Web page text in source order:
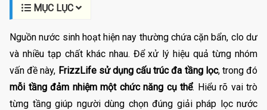
MỤC LỤC
Nguồn nước sinh hoạt hiện nay thường chứa cặn bẩn, clo dư
và nhiều tạp chất khác nhau. Để xử lý hiệu quả từng nhóm
vấn đề này, FrizzLife sử dụng cấu trúc đa tầng lọc, trong đó
mỗi tầng đảm nhiệm một chức năng cụ thể. Hiểu rõ vai trò
từng tầng giúp người dùng chọn đúng giải pháp lọc nước